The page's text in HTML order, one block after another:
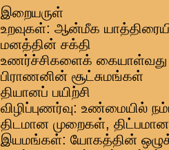
இறையருள்
உறவுகள்: ஆன்மீக
மனத்தின் சக்தி
உணர்ச்சிகளைக் கையாள்வது
பிராணனின் சூட்சுமங்கள்
தியானப் பயிற்சி
விழிப்புணர்வு: உண்மையில்
திடமான முறைகள், திட்பமான
இயமங்கள்: யோகத்தின்